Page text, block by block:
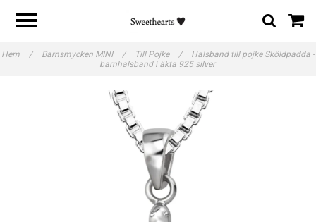
Hem / Barnsmycken MINI / Till Pojke /
Halsband till pojke Sköldpadda -
barnhalsband i äkta 925 silver